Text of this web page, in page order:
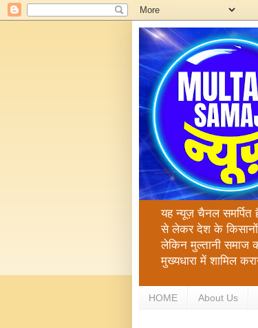
यह न्यूज़ चैनल समर्पित
से लेकर देश के किसानों
लेकिन मुल्तानी समाज
मुख्यधारा में शामिल
HOME About Us